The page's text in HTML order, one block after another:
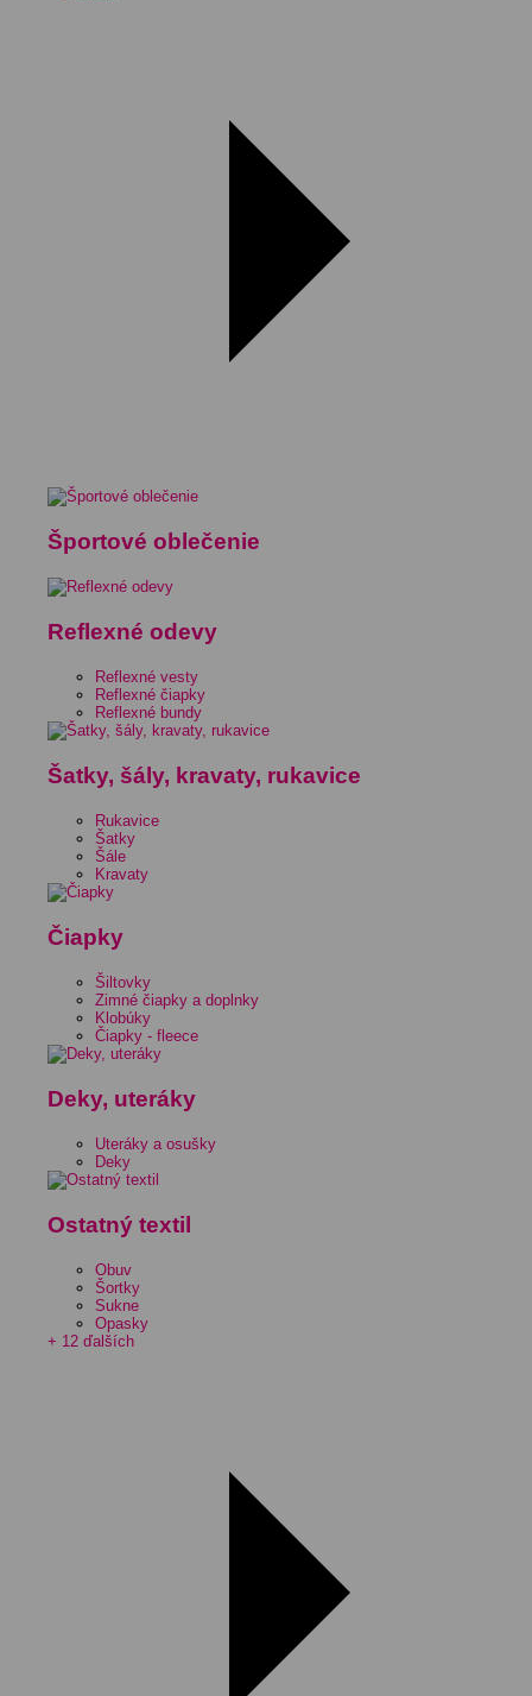
Športové oblečenie
Reflexné odevy
Reflexné vesty
Reflexné čiapky
Reflexné bundy
Šatky, šály, kravaty, rukavice
Rukavice
Šatky
Šále
Kravaty
Čiapky
Šiltovky
Zimné čiapky a doplnky
Klobúky
Čiapky - fleece
Deky, uteráky
Uteráky a osušky
Deky
Ostatný textil
Obuv
Šortky
Sukne
Opasky
+ 12 ďalších